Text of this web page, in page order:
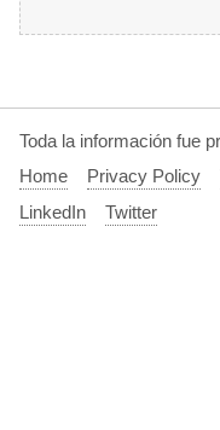
Toda la información fue
Home
Privacy Policy
LinkedIn
Twitter